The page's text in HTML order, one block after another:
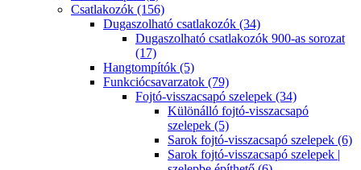
Csatlakozók (156)
Dugaszolható csatlakozók (34)
Dugaszolható csatlakozók 900-as sorozat
(17)
Hangtompítók (5)
Funkciócsavarzatok (79)
Fojtó-visszacsapó szelepek (34)
Különálló fojtó-visszacsapó
szelepek (5)
Sarok fojtó-visszacsapó szelepek (6)
Sarok fojtó-visszacsapó szelepek |